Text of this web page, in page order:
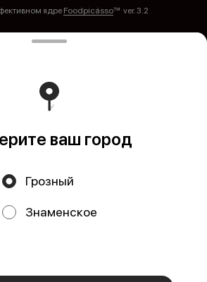
согласно нашейполитике
ядре Foodpicássover. 3.2
Публичная оферта
ваш город
Грозный
Знаменское